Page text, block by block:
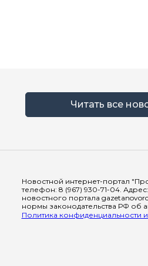
Читать все
Новостной интернет-портал
телефон: 8 (967) 930-71-04.
новостного портала
нормы законодательства РФ об
Политика конфиденциальности